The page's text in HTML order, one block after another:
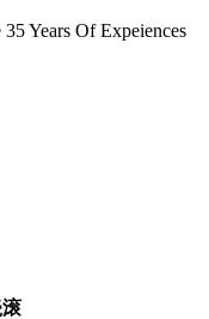
Years Of Expeiences